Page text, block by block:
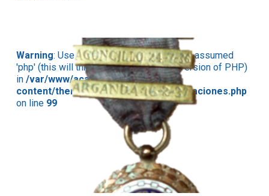
Warning: Use of undefined constant php - assumed
'php' (this will throw an Error in a future version of PHP)
in /var/www/acami.es/wp-
content/themes/fundcami/page-publicaciones.php
on line 99